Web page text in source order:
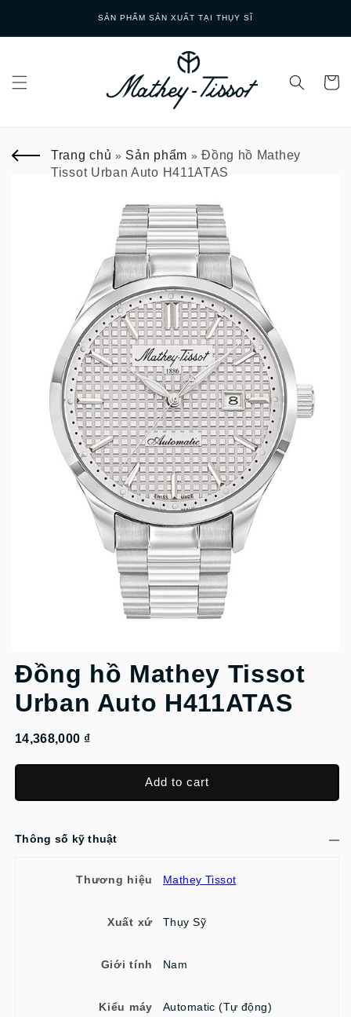
SẢN PHẨM SẢN XUẤT TẠI THỤY SĨ
Trang chủ » Sản phẩm »Đồng hồ Mathey
Tissot Urban Auto H411ATAS
Đồng hồ Mathey Tissot
Urban Auto H411ATAS
14,368,000 ₫
Add to cart
Thông số kỹ thuật
Thương hiệu Mathey Tissot
Xuất xứ Thụy Sỹ
Giới tính Nam
Kiểu máy Automatic (Tự động)